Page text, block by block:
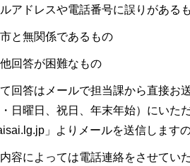
アドレスや電話番号に誤りがある
と無関係であるもの
回答が困難なもの
回答はメールで担当課から直接お
・日曜日、祝日、年末年始）にい
」よりメールを送信します
容によっては電話連絡をさせてい